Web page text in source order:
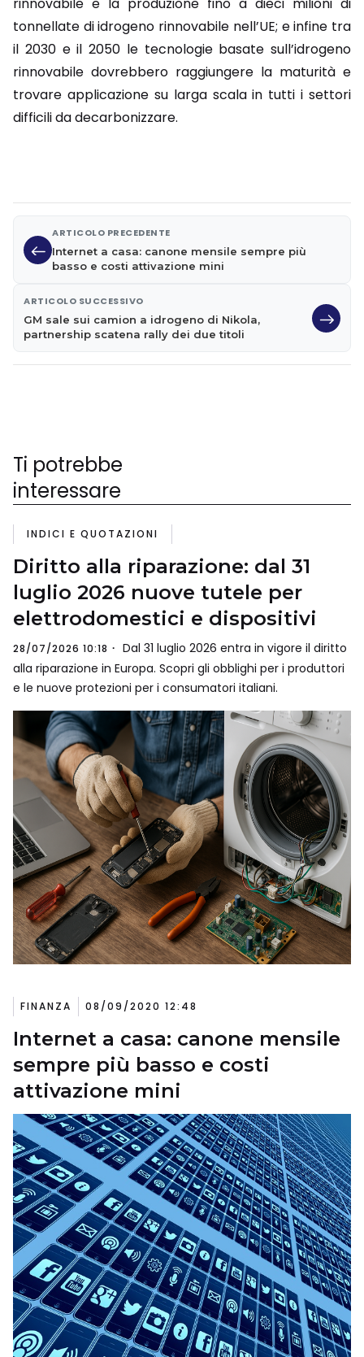
tonnellate di idrogeno rinnovabile nell’UE; e infine tra
il 2030 e il 2050 le tecnologie basate sull’idrogeno
rinnovabile dovrebbero raggiungere la maturità e
trovare applicazione su larga scala in tutti i settori
difficili da decarbonizzare.
ARTICOLO PRECEDENTE
Internet a casa: canone mensile sempre più
basso e costi attivazione mini
ARTICOLO SUCCESSIVO
GM sale sui camion a idrogeno di Nikola,
partnership scatena rally dei due titoli
Ti potrebbe
interessare
INDICI E QUOTAZIONI
Diritto alla riparazione: dal 31
luglio 2026 nuove tutele per
elettrodomestici e dispositivi
28/07/2026 10:18
Dal 31 luglio 2026 entra in vigore il diritto
alla riparazione in Europa. Scopri gli obblighi per i produttori
e le nuove protezioni per i consumatori italiani.
FINANZA 08/09/2020 12:48
Internet a casa: canone mensile
sempre più basso e costi
attivazione mini